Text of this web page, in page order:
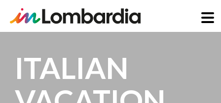
contenuto
principale
ITALIAN